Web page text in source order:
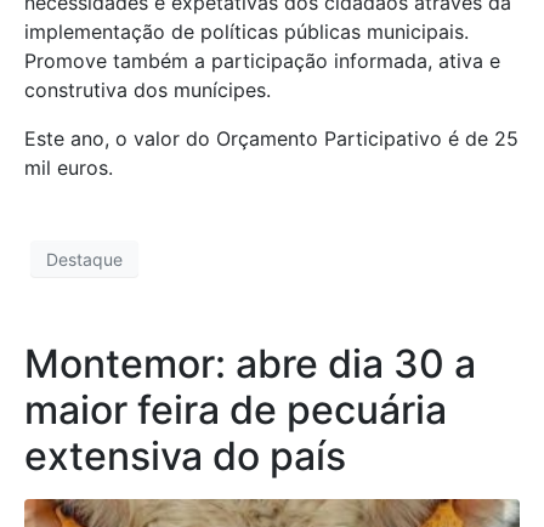
implementação de políticas públicas municipais.
Promove também a participação informada, ativa e
construtiva dos munícipes.
Este ano, o valor do Orçamento Participativo é de 25
mil euros.
Destaque
Montemor: abre dia 30 a
maior feira de pecuária
extensiva do país